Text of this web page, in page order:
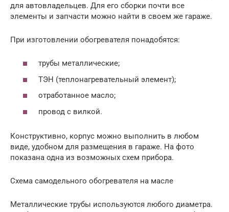
для автовладельцев. Для его сборки почти все
элементы и запчасти можно найти в своем же гараже.
При изготовлении обогревателя понадобятся:
трубы металлические;
ТЭН (теплонагревательный элемент);
отработанное масло;
провод с вилкой.
Конструктивно, корпус можно выполнить в любом
виде, удобном для размещения в гараже. На фото
показана одна из возможных схем прибора.
Схема самодельного обогревателя на масле
Металлические трубы используются любого диаметра.